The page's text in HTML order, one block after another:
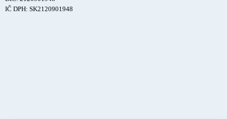
IČ DPH: SK2120901948